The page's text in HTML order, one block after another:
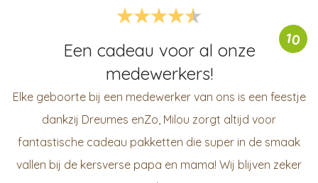
10
Een cadeau voor al onze
medewerkers!
Elke geboorte bij een medewerker van ons is een feestje
dankzij Dreumes enZo, Milou zorgt altijd voor
fantastische cadeau pakketten die super in de smaak
vallen bij de kersverse papa en mama! Wij blijven zeker